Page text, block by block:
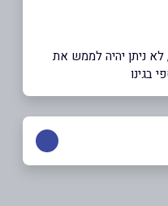
ניתן יהיה לממש את
בגינו